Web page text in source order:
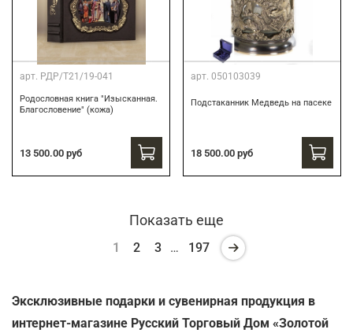
арт. РДР/Т21/19-041
Родословная книга "Изысканная.
Благословение" (кожа)
13 500.00 руб
арт. 050103039
Подстаканник Медведь на пасеке
18 500.00 руб
Показать еще
1 2 3 … 197
Эксклюзивные подарки и сувенирная продукция в
интернет-магазине Русский Торговый Дом «Золотой